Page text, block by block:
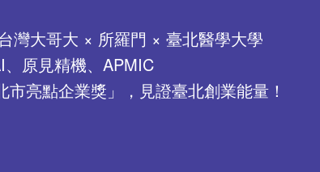
灣大哥大 × 所羅門 × 臺北醫學大學
原見精機、APMIC
亮點企業獎」，見證臺北創業能量！